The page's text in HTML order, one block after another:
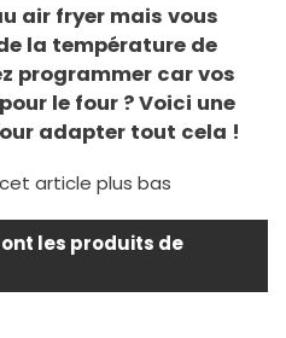
air fryer mais vous
la température de
programmer car vos
le four ? Voici une
adapter tout cela !
article plus bas
les produits de